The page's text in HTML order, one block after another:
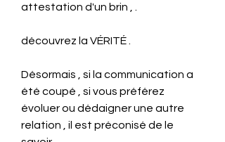
attestation d'un brin , .
découvrez la VÉRITÉ .
Désormais , si la communication a
été coupé , si vous préférez
évoluer ou dédaigner une autre
relation , il est préconisé de le